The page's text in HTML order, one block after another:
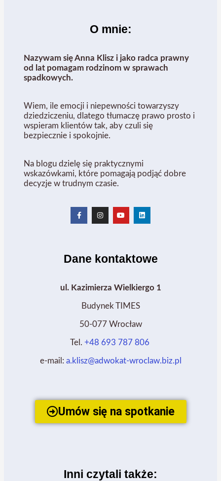
O mnie:
Nazywam się Anna Klisz i jako radca prawny
od lat pomagam rodzinom w sprawach
spadkowych.
Wiem, ile emocji i niepewności towarzyszy
dziedziczeniu, dlatego tłumaczę prawo prosto i
wspieram klientów tak, aby czuli się
bezpiecznie i spokojnie.
Na blogu dzielę się praktycznymi
wskazówkami, które pomagają podjąć dobre
decyzje w trudnym czasie.
Dane kontaktowe
ul. Kazimierza Wielkiergo 1
Budynek TIMES
50-077 Wrocław
Tel. +48 693 787 806
e-mail: a.klisz@adwokat-wroclaw.biz.pl
Umów się na spotkanie
Inni czytali także: